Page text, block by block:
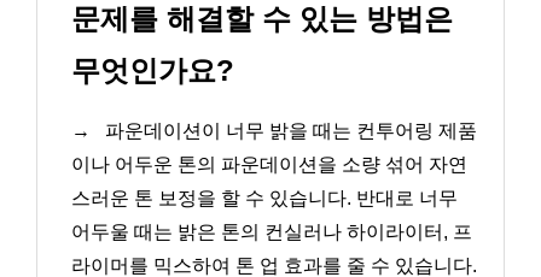
문제를 해결할 수 있는 방법은
무엇인가요?
→
파운데이션이 너무 밝을 때는 컨투어링 제품
이나 어두운 톤의 파운데이션을 소량 섞어 자연
스러운 톤 보정을 할 수 있습니다. 반대로 너무
어두울 때는 밝은 톤의 컨실러나 하이라이터, 프
라이머를 믹스하여 톤 업 효과를 줄 수 있습니다.